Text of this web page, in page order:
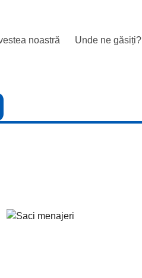
noastră Unde ne găsiți?